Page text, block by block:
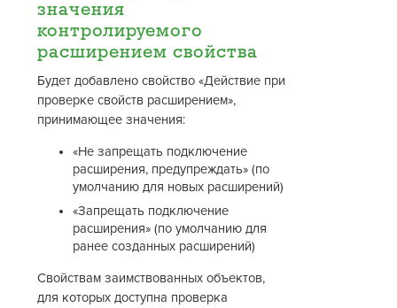
значения
контролируемого
расширением свойства
Будет добавлено свойство «Действие при
проверке свойств расширением»,
принимающее значения:
«Не запрещать подключение
расширения, предупреждать» (по
умолчанию для новых расширений)
«Запрещать подключение
расширения» (по умолчанию для
ранее созданных расширений)
Свойствам заимствованных объектов,
для которых доступна проверка